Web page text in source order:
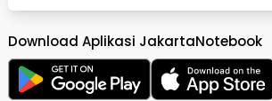
Download Aplikasi JakartaNotebook